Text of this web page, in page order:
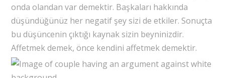
onda olandan var demektir. Başkaları hakkında
düşündüğünüz her negatif şey sizi de etkiler. Sonuçta
bu düşüncenin çıktığı kaynak sizin beyninizdir.
Affetmek demek, önce kendini affetmek demektir.